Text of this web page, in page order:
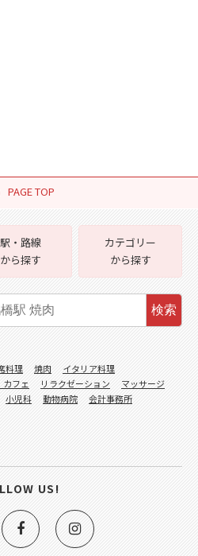
PAGE TOP
駅・路線
から探す
カテゴリー
から探す
検索
料理 焼肉
イタリア料理
カフェ リラクゼーション
マッサージ
小児科 動物病院
会計事務所
US!